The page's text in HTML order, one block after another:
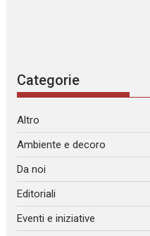
Categorie
Altro
Ambiente e decoro
Da noi
Editoriali
Eventi e iniziative